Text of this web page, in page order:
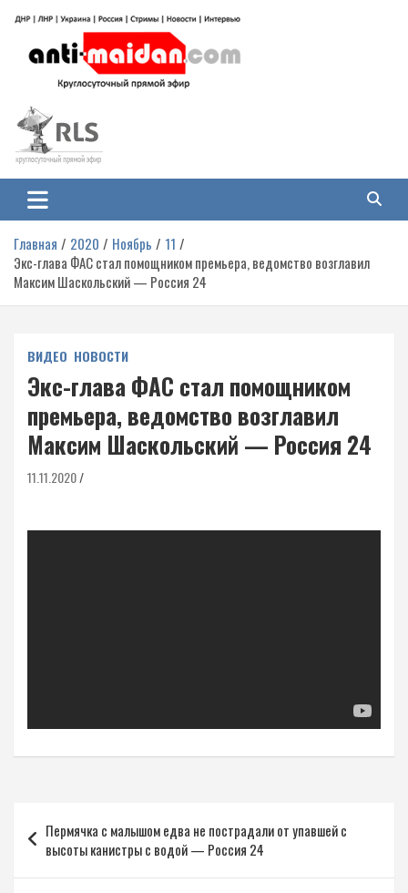
содержимому
Антимайдан: Гражданская война
на Украине
гражданской войне на Украине, включая события в Новороссии, ДНР,
ЛНР и других регионах.
Главная 2020 Ноябрь
11
Экс-глава ФАС стал помощником премьера, ведомство возглавил
Максим Шаскольский — Россия 24
ВИДЕО НОВОСТИ
Экс-глава ФАС стал помощником
премьера, ведомство возглавил
Максим Шаскольский — Россия 24
11.11.2020
по
записям
Пермячка с малышом едва не пострадали от упавшей с
высоты канистры с водой — Россия 24